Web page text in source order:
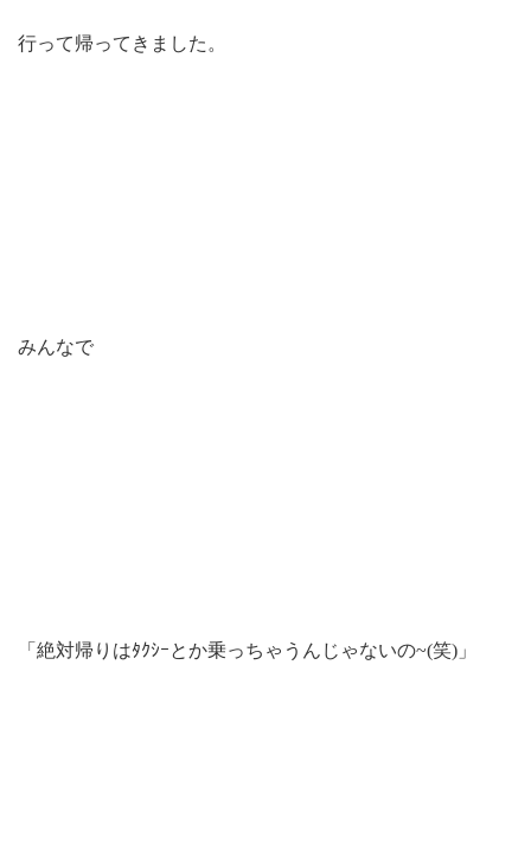
行って帰ってきました。
みんなで
「絶対帰りはﾀｸｼｰとか乗っちゃうんじゃないの~(笑)」